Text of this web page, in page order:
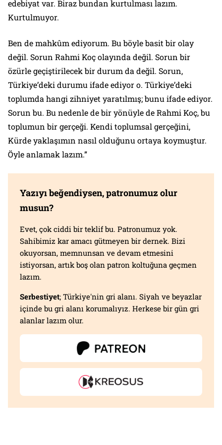
edebiyat var. Biraz bundan kurtulması lazım.
Kurtulmuyor.
Ben de mahkûm ediyorum. Bu böyle basit bir olay
değil. Sorun Rahmi Koç olayında değil. Sorun bir
özürle geçiştirilecek bir durum da değil. Sorun,
Türkiye’deki durumu ifade ediyor o. Türkiye’deki
toplumda hangi zihniyet yaratılmış; bunu ifade ediyor.
Sorun bu. Bu nedenle de bir yönüyle de Rahmi Koç, bu
toplumun bir gerçeği. Kendi toplumsal gerçeğini,
Kürde yaklaşımın nasıl olduğunu ortaya koymuştur.
Öyle anlamak lazım.”
Yazıyı beğendiysen, patronumuz olur
musun?
Evet, çok ciddi bir teklif bu. Patronumuz yok.
Sahibimiz kar amacı gütmeyen bir dernek. Bizi
okuyorsan, memnunsan ve devam etmesini
istiyorsan, artık boş olan patron koltuğuna geçmen
lazım.
Serbestiyet; Türkiye'nin gri alanı. Siyah ve beyazlar
içinde bu gri alanı korumalıyız. Herkese bir gün gri
alanlar lazım olur.